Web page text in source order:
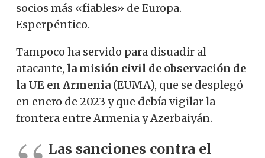
socios más «fiables» de Europa.
Esperpéntico.
Tampoco ha servido para disuadir al
atacante, la misión civil de observación de
la UE en Armenia (EUMA), que se desplegó
en enero de 2023 y que debía vigilar la
frontera entre Armenia y Azerbaiyán.
Las sanciones contra el